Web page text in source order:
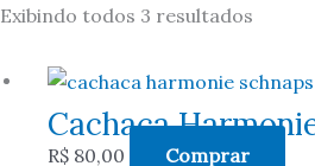
Exibindo todos 3 resultados
Cachaça
R$ 80,00
Comprar